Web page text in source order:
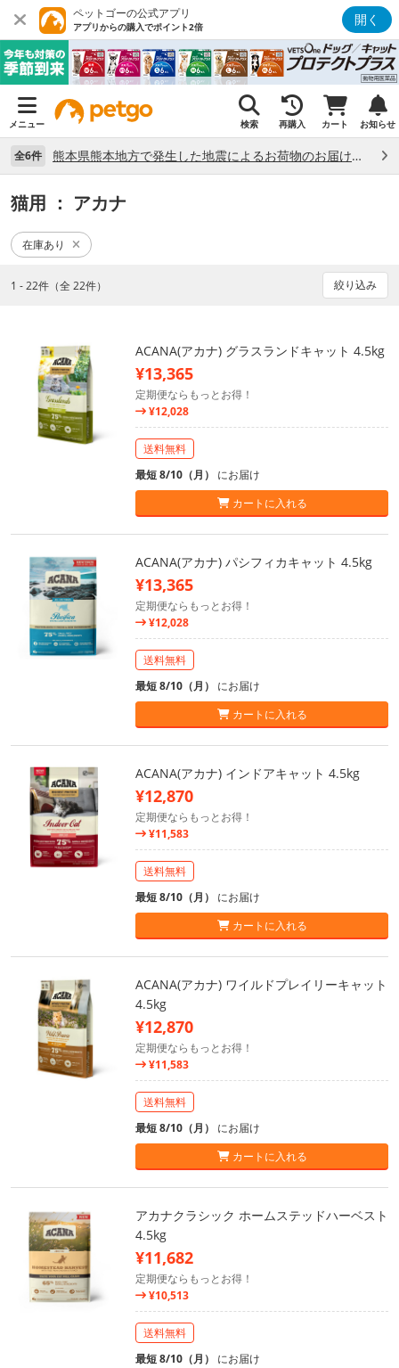
ペットゴーの公式アプリ
アプリからの購入でポイント2倍 開く
メニュー 検索 再購入 カート お知らせ
全6件 熊本県熊本地方で発生した地震によるお荷物のお届け状況について （7/28）
猫用 ： アカナ
在庫あり
1 - 22件（全 22件） 絞り込み
ACANA(アカナ) グラスランドキャット 4.5kg
¥13,365
定期便ならもっとお得！
¥12,028
送料無料
最短 8/10（月） にお届け
カートに入れる
ACANA(アカナ) パシフィカキャット 4.5kg
¥13,365
定期便ならもっとお得！
¥12,028
送料無料
最短 8/10（月） にお届け
カートに入れる
ACANA(アカナ) インドアキャット 4.5kg
¥12,870
定期便ならもっとお得！
¥11,583
送料無料
最短 8/10（月） にお届け
カートに入れる
ACANA(アカナ) ワイルドプレイリーキャット
4.5kg
¥12,870
定期便ならもっとお得！
¥11,583
送料無料
最短 8/10（月） にお届け
カートに入れる
アカナクラシック ホームステッドハーベスト
4.5kg
¥11,682
定期便ならもっとお得！
¥10,513
送料無料
最短 8/10（月） にお届け